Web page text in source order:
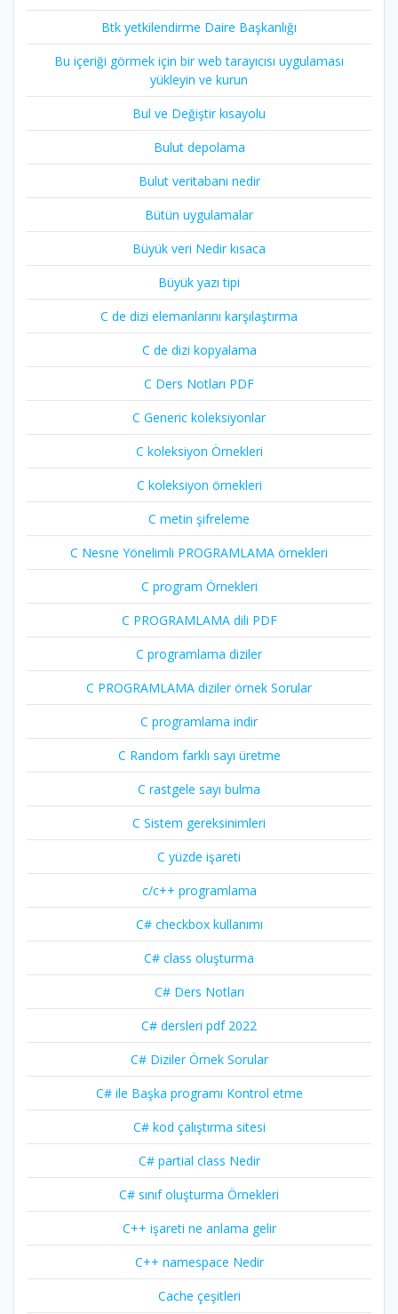
Btk yetkilendirme Daire Başkanlığı
Bu içeriği görmek için bir web tarayıcısı uygulaması
yükleyin ve kurun
Bul ve Değiştir kısayolu
Bulut depolama
Bulut veritabanı nedir
Bütün uygulamalar
Büyük veri Nedir kısaca
Büyük yazı tipi
C de dizi elemanlarını karşılaştırma
C de dizi kopyalama
C Ders Notları PDF
C Generic koleksiyonlar
C koleksiyon Örnekleri
C koleksiyon örnekleri
C metin şifreleme
C Nesne Yönelimli PROGRAMLAMA örnekleri
C program Örnekleri
C PROGRAMLAMA dili PDF
C programlama diziler
C PROGRAMLAMA diziler örnek Sorular
C programlama indir
C Random farklı sayı üretme
C rastgele sayı bulma
C Sistem gereksinimleri
C yüzde işareti
c/c++ programlama
C# checkbox kullanımı
C# class oluşturma
C# Ders Notları
C# dersleri pdf 2022
C# Diziler Örnek Sorular
C# ile Başka programı Kontrol etme
C# kod çalıştırma sitesi
C# partial class Nedir
C# sınıf oluşturma Örnekleri
C++ işareti ne anlama gelir
C++ namespace Nedir
Cache çeşitleri